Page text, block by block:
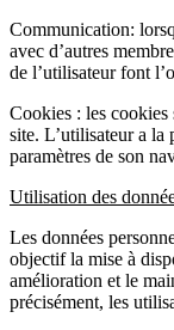
Communication:
avec d’autres
de l’utilisateur font
Cookies : les cookies
site. L’utilisateur a la
paramètres de son
Utilisation des
Les données
objectif la mise à
amélioration et le
précisément, les